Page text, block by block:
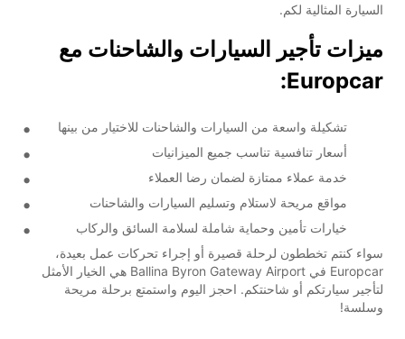
السيارة المثالية لكم.
ميزات تأجير السيارات والشاحنات مع
Europcar:
تشكيلة واسعة من السيارات والشاحنات للاختيار من بينها
أسعار تنافسية تناسب جميع الميزانيات
خدمة عملاء ممتازة لضمان رضا العملاء
مواقع مريحة لاستلام وتسليم السيارات والشاحنات
خيارات تأمين وحماية شاملة لسلامة السائق والركاب
سواء كنتم تخططون لرحلة قصيرة أو إجراء تحركات عمل بعيدة،
Europcar في Ballina Byron Gateway Airport هي الخيار الأمثل
لتأجير سيارتكم أو شاحنتكم. احجز اليوم واستمتع برحلة مريحة
وسلسة!